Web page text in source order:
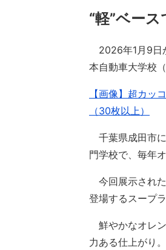
“軽”ベー
2026年1月9日
本自動車大学校
【画像】超カッ
（30枚以上）
千葉県成田市
門学校で、毎年
今回展示され
登場するスープ
鮮やかなオレ
力ある仕上がり